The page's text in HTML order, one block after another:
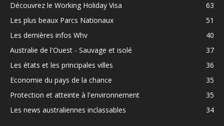
Découvrez le Working Holiday Visa
63
Les plus beaux Parcs Nationaux
51
Les dernières infos Whv
40
Australie de l'Ouest - Sauvage et isolé
37
Les états et les principales villes
36
Economie du pays de la chance
35
Protection et atteinte à l'environnement
35
Les news australiennes inclassables
34